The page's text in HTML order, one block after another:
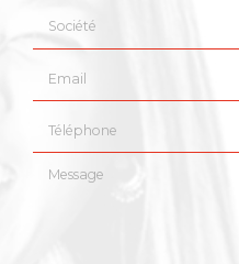
Message